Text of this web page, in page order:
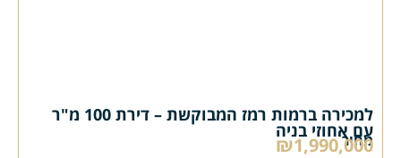
למכירה ברמות רמז המבוקשת – דירת 100 מ"ר
עם אחוזי בניה
מחיר
₪1,990,000